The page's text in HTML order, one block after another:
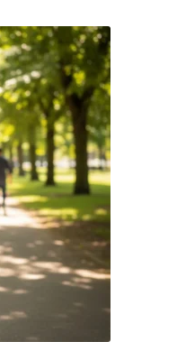
var.
Seçenekler
ürün
sayfasından
seçilebilir